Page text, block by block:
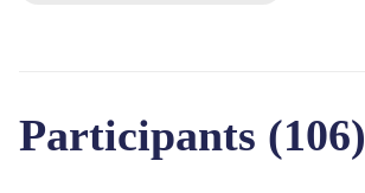
Participants (106)